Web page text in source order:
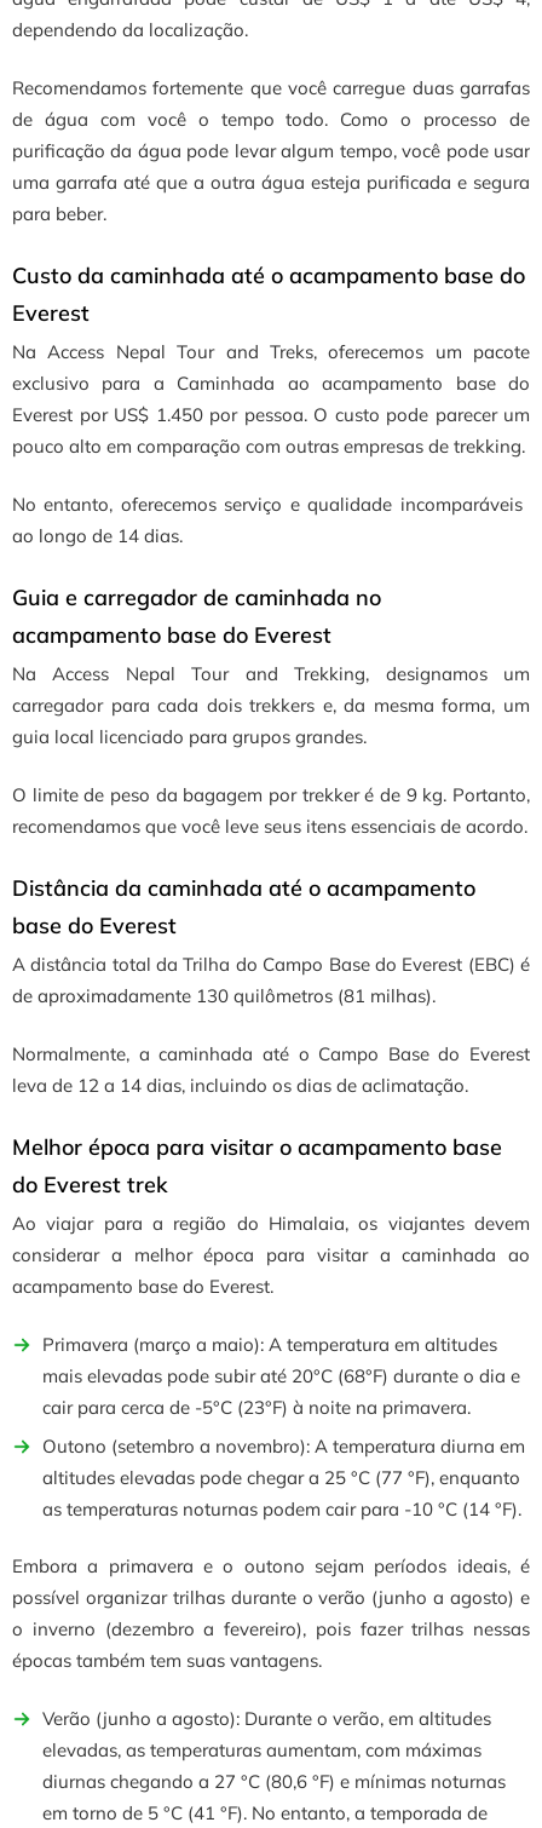
dependendo da localização.
Recomendamos fortemente que você carregue duas garrafas
de água com você o tempo todo. Como o processo de
purificação da água pode levar algum tempo, você pode usar
uma garrafa até que a outra água esteja purificada e segura
para beber.
Custo da caminhada até o acampamento base do
Everest
Na Access Nepal Tour and Treks, oferecemos um pacote
exclusivo para a Caminhada ao acampamento base do
Everest por US$ 1.450 por pessoa. O custo pode parecer um
pouco alto em comparação com outras empresas de trekking.
No entanto, oferecemos serviço e qualidade incomparáveis ​​
ao longo de 14 dias.
Guia e carregador de caminhada no
acampamento base do Everest
Na Access Nepal Tour and Trekking, designamos um
carregador para cada dois trekkers e, da mesma forma, um
guia local licenciado para grupos grandes.
O limite de peso da bagagem por trekker é de 9 kg. Portanto,
recomendamos que você leve seus itens essenciais de acordo.
Distância da caminhada até o acampamento
base do Everest
A distância total da Trilha do Campo Base do Everest (EBC) é
de aproximadamente 130 quilômetros (81 milhas).
Normalmente, a caminhada até o Campo Base do Everest
leva de 12 a 14 dias, incluindo os dias de aclimatação.
Melhor época para visitar o acampamento base
do Everest trek
Ao viajar para a região do Himalaia, os viajantes devem
considerar a melhor época para visitar a caminhada ao
acampamento base do Everest.
Primavera (março a maio): A temperatura em altitudes
mais elevadas pode subir até 20°C (68°F) durante o dia e
cair para cerca de -5°C (23°F) à noite na primavera.
Outono (setembro a novembro): A temperatura diurna em
altitudes elevadas pode chegar a 25 °C (77 °F), enquanto
as temperaturas noturnas podem cair para -10 °C (14 °F).
Embora a primavera e o outono sejam períodos ideais, é
possível organizar trilhas durante o verão (junho a agosto) e
o inverno (dezembro a fevereiro), pois fazer trilhas nessas
épocas também tem suas vantagens.
Verão (junho a agosto): Durante o verão, em altitudes
elevadas, as temperaturas aumentam, com máximas
diurnas chegando a 27 °C (80,6 °F) e mínimas noturnas
em torno de 5 °C (41 °F). No entanto, a temporada de